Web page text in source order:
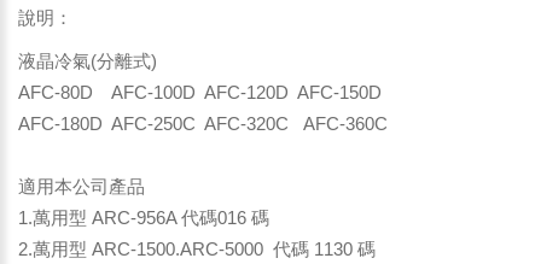
說明：
液晶冷氣(分離式)
AFC-80D AFC-100D AFC-120D AFC-150D
AFC-180D AFC-250C AFC-320C AFC-360C
適用本公司產品
1.萬用型 ARC-956A 代碼016 碼
2.萬用型 ARC-1500.ARC-5000 代碼 1130 碼